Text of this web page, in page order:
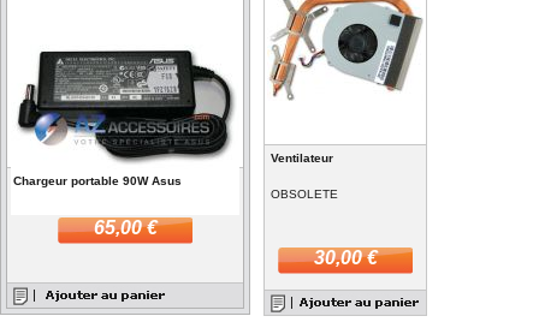
Chargeur portable 90W Asus
65,00 €
Ventilateur
OBSOLETE
30,00 €